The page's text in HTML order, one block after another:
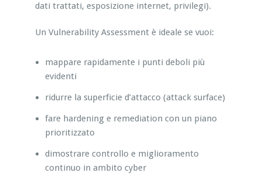
dati trattati, esposizione internet, privilegi).
Un Vulnerability Assessment è ideale se vuoi:
mappare rapidamente i punti deboli più
evidenti
ridurre la superficie d’attacco (attack surface)
fare hardening e remediation con un piano
prioritizzato
dimostrare controllo e miglioramento
continuo in ambito cyber